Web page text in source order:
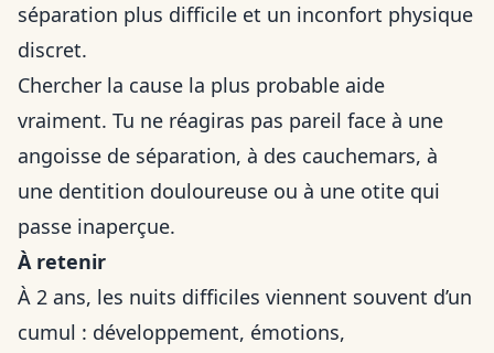
séparation plus difficile et un inconfort physique
discret.
Chercher la cause la plus probable aide
vraiment. Tu ne réagiras pas pareil face à une
angoisse de séparation, à des cauchemars, à
une dentition douloureuse ou à une otite qui
passe inaperçue.
À retenir
À 2 ans, les nuits difficiles viennent souvent d’un
cumul : développement, émotions,